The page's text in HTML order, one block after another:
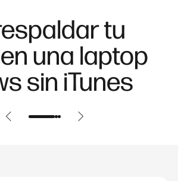
Web-to-
de HP para